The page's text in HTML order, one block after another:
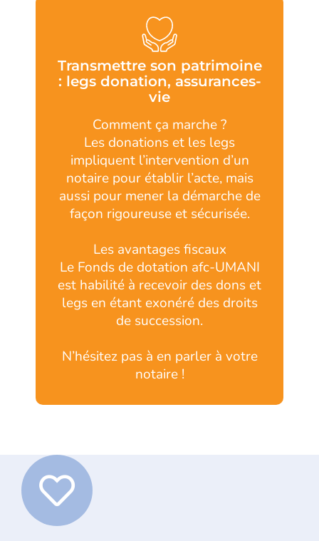
Transmettre son patrimoine
: legs donation, assurances-
vie
Comment ça marche ?
Les donations et les legs
impliquent l’intervention d’un
notaire pour établir l’acte, mais
aussi pour mener la démarche de
façon rigoureuse et sécurisée.
Les avantages fiscaux
Le Fonds de dotation afc-UMANI
est habilité à recevoir des dons et
legs en étant exonéré des droits
de succession.
N’hésitez pas à en parler à votre
notaire !